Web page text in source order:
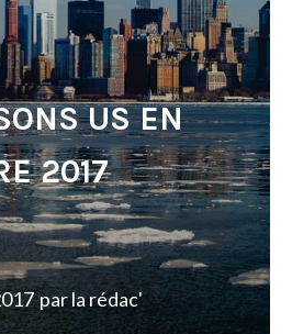
US EN
2017
parla rédac'